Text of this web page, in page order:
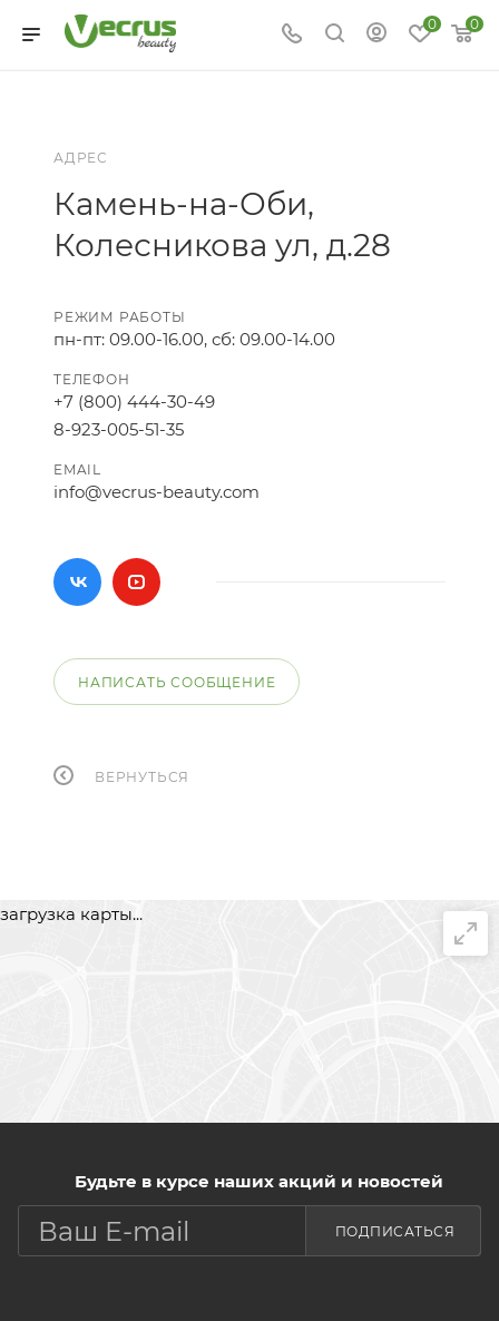
0 0
АДРЕС
Камень-на-Оби,
Колесникова ул, д.28
РЕЖИМ РАБОТЫ
пн-пт: 09.00-16.00, сб: 09.00-14.00
ТЕЛЕФОН
+7 (800) 444-30-49
8-923-005-51-35
EMAIL
info@vecrus-beauty.com
НАПИСАТЬ СООБЩЕНИЕ
ВЕРНУТЬСЯ
загрузка карты...
Будьте в курсе наших акций и новостей
ПОДПИСАТЬСЯ